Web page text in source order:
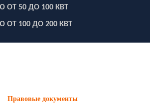
50 ДО 100 КВТ
100 ДО 200 КВТ
Правовые документы